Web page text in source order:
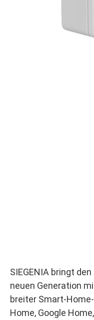
SIEGENIA bringt
neuen Generation
breiter Smart-
Home, Google